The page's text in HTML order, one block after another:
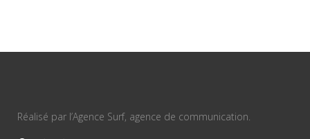
Réalisé par l’Agence Surf, agence de communication.